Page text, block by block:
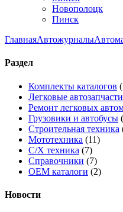
Новополоцк
Пинск
ГлавнаяАвтожурналы
Раздел
Комплекты каталогов
Легковые автозапчасти
Ремонт легковых
Грузовики и автобусы
Строительная техника
Мототехника (11)
С/Х техника (7)
Справочники (7)
OEM каталоги (2)
Новости